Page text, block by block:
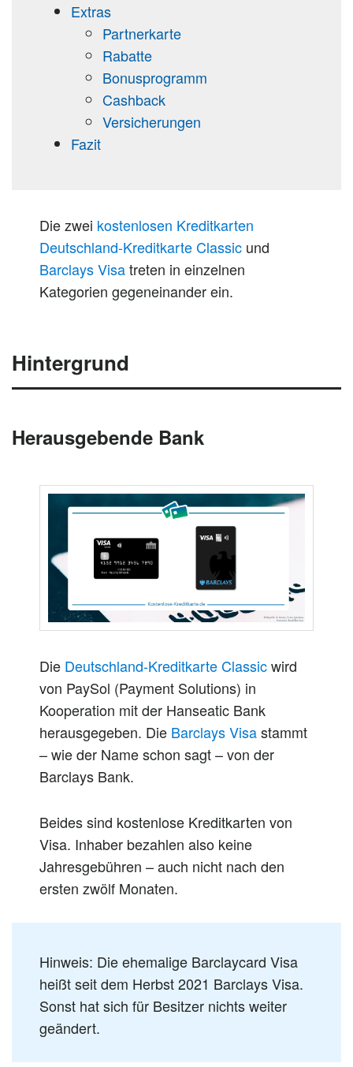
Extras
Partnerkarte
Rabatte
Bonusprogramm
Cashback
Versicherungen
Fazit
Die zwei kostenlosen Kreditkarten
Deutschland-Kreditkarte Classic und
Barclays Visatreten in einzelnen
Kategorien gegeneinander ein.
Hintergrund
Herausgebende Bank
Die Deutschland-Kreditkarte Classicwird
von PaySol (Payment Solutions) in
Kooperation mit der Hanseatic Bank
herausgegeben. Die Barclays Visastammt
– wie der Name schon sagt – von der
Barclays Bank.
Beides sind kostenlose Kreditkarten von
Visa. Inhaber bezahlen also keine
Jahresgebühren – auch nicht nach den
ersten zwölf Monaten.
Hinweis: Die ehemalige Barclaycard Visa
heißt seit dem Herbst 2021 Barclays Visa.
Sonst hat sich für Besitzer nichts weiter
geändert.